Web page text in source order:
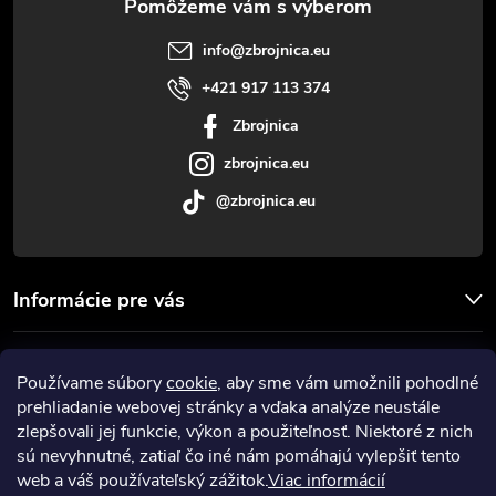
Používame súborycookie, aby sme vám umožnili pohodlné
prehliadanie webovej stránky a vďaka analýze neustále
zlepšovali jej funkcie, výkon a použiteľnosť. Niektoré z nich
sú nevyhnutné, zatiaľ čo iné nám pomáhajú vylepšiť tento
web a váš používateľský zážitok.Viac informácií
Informácie pre vás
Prijímame online platby
info@zbrojnica.eu
+421 917 113 374
Zbrojnica
zbrojnica.eu
@zbrojnica.eu